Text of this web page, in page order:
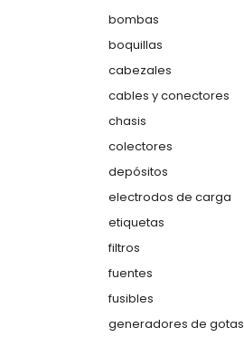
bombas
boquillas
cabezales
cables y conectores
chasis
colectores
depósitos
electrodos de carga
etiquetas
filtros
fuentes
fusibles
generadores de gotas